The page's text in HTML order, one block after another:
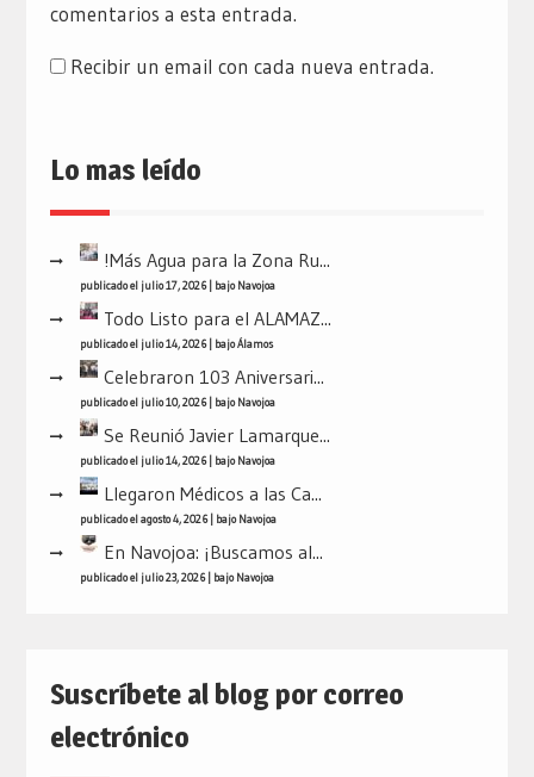
comentarios a esta entrada.
Recibir un email con cada nueva entrada.
Lo mas leído
!Más Agua para la Zona Ru...
publicado el julio 17, 2026| bajoNavojoa
Todo Listo para el ALAMAZ...
publicado el julio 14, 2026| bajoÁlamos
Celebraron 103 Aniversari...
publicado el julio 10, 2026| bajoNavojoa
Se Reunió Javier Lamarque...
publicado el julio 14, 2026| bajoNavojoa
Llegaron Médicos a las Ca...
publicado el agosto 4, 2026| bajoNavojoa
En Navojoa: ¡Buscamos al...
publicado el julio 23, 2026| bajoNavojoa
Suscríbete al blog por correo
electrónico